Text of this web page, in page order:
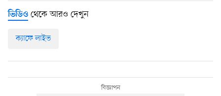
ভিডিও থেকে আরও দেখুন
ক্যাফে লাইভ